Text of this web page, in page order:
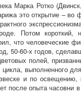
Марка Ротко
это открытие – во
Потом короткий,
что человеческие
60-х годов,
полей,
выполненного
и по
после опыта часовни